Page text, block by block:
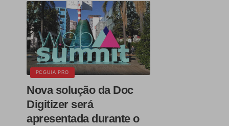
PCGUIA PRO
Nova solução da Doc
Digitizer será
apresentada durante o